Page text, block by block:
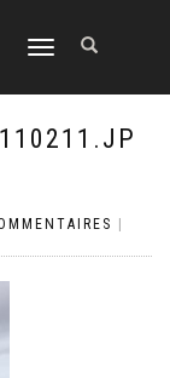
DÉPLIER
NAVIGATION